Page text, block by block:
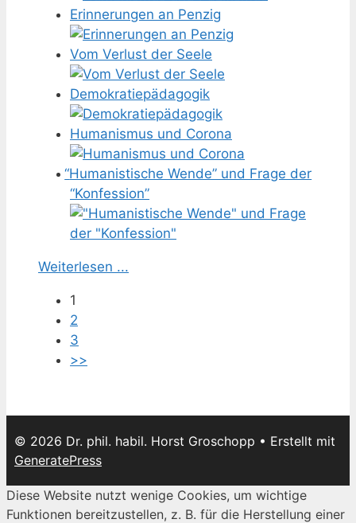
Erinnerungen an Penzig
Vom Verlust der Seele
Demokratiepädagogik
Humanismus und Corona
“Humanistische Wende” und Frage der
“Konfession”
Weiterlesen ...
1
2
3
>>
© 2026 Dr. phil. habil. Horst Groschopp • Erstellt mit
GeneratePress
Diese Website nutzt wenige Cookies, um wichtige
Funktionen bereitzustellen, z. B. für die Herstellung einer